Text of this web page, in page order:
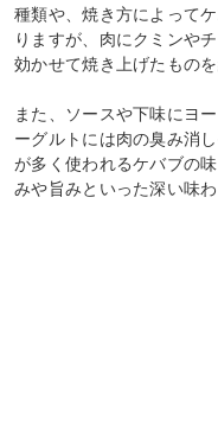
種類や、焼き方によって
りますが、肉にクミンや
効かせて焼き上げたもの
また、ソースや下味にヨ
ーグルトには肉の臭み消
が多く使われるケバブの
みや旨みといった深い味